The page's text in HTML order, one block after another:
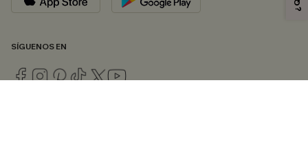
SÍGUENOS EN